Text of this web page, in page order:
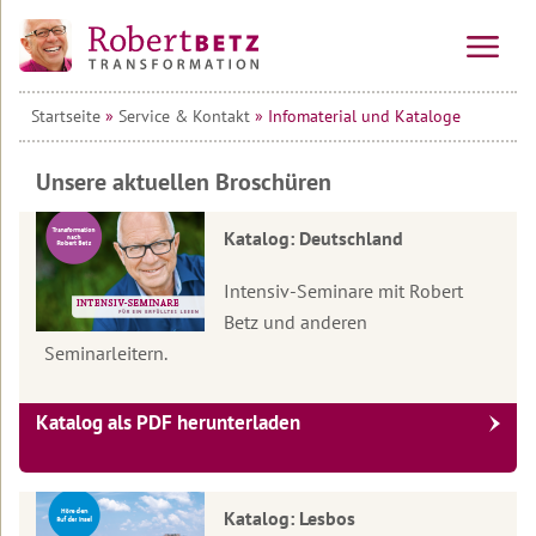
Vorträge
&
Seminare
Alle
Veranstaltungen
Vorträge
Tagesseminare
Wirtschafts-
Seminar
&
Online-
Kurse
10-
Wochen-
Online-
Kurs
10-
Wochen-
Die
Kraftinsel
Lesbos
Willkommen
Lesbos
Transformationsprozess
Die
Transformations-
Coaches
Startseite » Service & Kontakt » Infomaterial und Kataloge
Unsere aktuellen Broschüren
Katalog: Deutschland
Intensiv-Seminare mit Robert
Betz und anderen
Seminarleitern.
Katalog als PDF herunterladen
Katalog: Lesbos